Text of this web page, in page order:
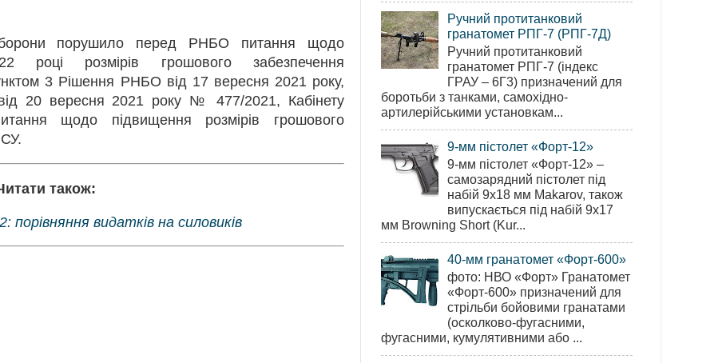
порушило перед РНБО питання щодо
році розмірів грошового забезпечення
3 Рішення РНБО від 17 вересня 2021 року,
20 вересня 2021 року № 477/2021, Кабінету
щодо підвищення розмірів грошового
також:
видатків на силовиків
Ручний протитанковий
гранатомет РПГ-7 (РПГ-7Д)
Ручний протитанковий
гранатомет РПГ-7 (індекс
ГРАУ – 6Г3) призначений для
боротьби з танками, самохідно-
артилерійськими установкам...
9-мм пістолет «Форт-12»
9-мм пістолет «Форт-12» –
самозарядний пістолет під
набій 9х18 мм Makarov, також
випускається під набій 9х17
мм Browning Short (Kur...
40-мм гранатомет «Форт-600»
фото: НВО «Форт» Гранатомет
«Форт-600» призначений для
стрільби бойовими гранатами
(осколково-фугасними,
фугасними, кумулятивними або ...